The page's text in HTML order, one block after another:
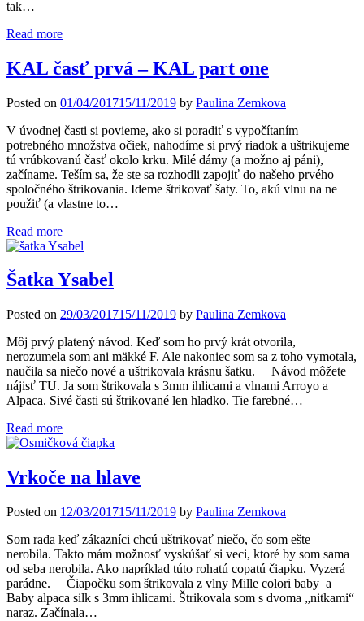
tak…
Read more
KAL časť prvá – KAL part one
Posted on 01/04/201715/11/2019 by Paulina Zemkova
V úvodnej časti si povieme, ako si poradiť s vypočítaním
potrebného množstva očiek, nahodíme si prvý riadok a uštrikujeme
tú vrúbkovanú časť okolo krku. Milé dámy (a možno aj páni),
začíname. Teším sa, že ste sa rozhodli zapojiť do našeho prvého
spoločného štrikovania. Ideme štrikovať šaty. To, akú vlnu na ne
použiť (a vlastne to…
Read more
Šatka Ysabel
Posted on 29/03/201715/11/2019 by Paulina Zemkova
Môj prvý platený návod. Keď som ho prvý krát otvorila,
nerozumela som ani mäkké F. Ale nakoniec som sa z toho vymotala,
naučila sa niečo nové a uštrikovala krásnu šatku. Návod môžete
nájisť TU. Ja som štrikovala s 3mm ihlicami a vlnami Arroyo a
Alpaca. Sivé časti sú štrikované len hladko. Tie farebné…
Read more
Vrkoče na hlave
Posted on 12/03/201715/11/2019 by Paulina Zemkova
Som rada keď zákazníci chcú uštrikovať niečo, čo som ešte
nerobila. Takto mám možnosť vyskúšať si veci, ktoré by som sama
od seba nerobila. Ako napríklad túto rohatú copatú čiapku. Vyzerá
parádne. Čiapočku som štrikovala z vlny Mille colori baby a
Baby alpaca silk s 3mm ihlicami. Štrikovala som s dvoma „nitkami“
naraz. Začínala…